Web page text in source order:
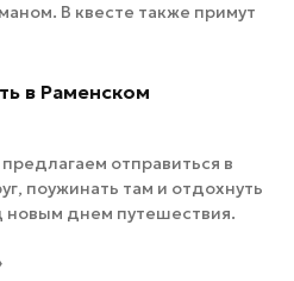
В квесте также примут
в Раменском
отправиться в
поужинать там и отдохнуть
новым днем путешествия.